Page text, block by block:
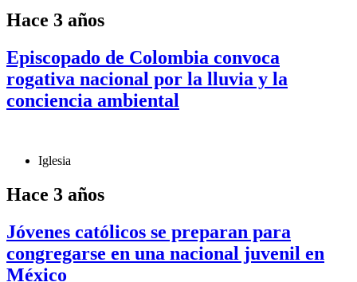
Hace 3 años
Episcopado de Colombia convoca
rogativa nacional por la lluvia y la
conciencia ambiental
Iglesia
Hace 3 años
Jóvenes católicos se preparan para
congregarse en una nacional juvenil en
México